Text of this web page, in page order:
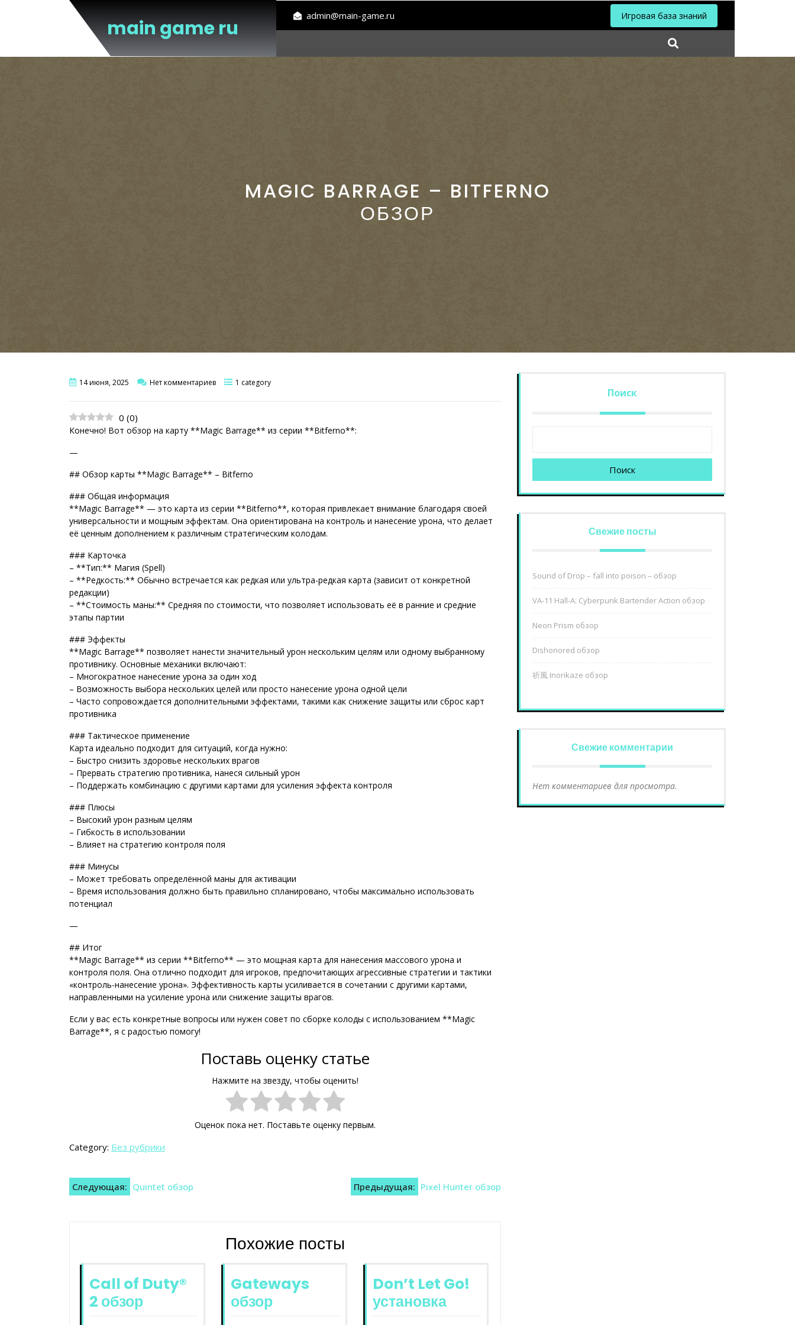
main game ru
admin@main-game.ru Игровая база знаний
MAGIC BARRAGE – BITFERNO
ОБЗОР
14 июня, 2025 Нет комментариев 1 category
0 (0)
Конечно! Вот обзор на карту **Magic Barrage** из серии **Bitferno**:
—
## Обзор карты **Magic Barrage** – Bitferno
### Общая информация
**Magic Barrage** — это карта из серии **Bitferno**, которая привлекает внимание благодаря своей
универсальности и мощным эффектам. Она ориентирована на контроль и нанесение урона, что делает
её ценным дополнением к различным стратегическим колодам.
### Карточка
– **Тип:** Магия (Spell)
– **Редкость:** Обычно встречается как редкая или ультра-редкая карта (зависит от конкретной
редакции)
– **Стоимость маны:** Средняя по стоимости, что позволяет использовать её в ранние и средние
этапы партии
### Эффекты
**Magic Barrage** позволяет нанести значительный урон нескольким целям или одному выбранному
противнику. Основные механики включают:
– Многократное нанесение урона за один ход
– Возможность выбора нескольких целей или просто нанесение урона одной цели
– Часто сопровождается дополнительными эффектами, такими как снижение защиты или сброс карт
противника
### Тактическое применение
Карта идеально подходит для ситуаций, когда нужно:
– Быстро снизить здоровье нескольких врагов
– Прервать стратегию противника, нанеся сильный урон
– Поддержать комбинацию с другими картами для усиления эффекта контроля
### Плюсы
– Высокий урон разным целям
– Гибкость в использовании
– Влияет на стратегию контроля поля
### Минусы
– Может требовать определённой маны для активации
– Время использования должно быть правильно спланировано, чтобы максимально использовать
потенциал
—
## Итог
**Magic Barrage** из серии **Bitferno** — это мощная карта для нанесения массового урона и
контроля поля. Она отлично подходит для игроков, предпочитающих агрессивные стратегии и тактики
«контроль-нанесение урона». Эффективность карты усиливается в сочетании с другими картами,
направленными на усиление урона или снижение защиты врагов.
Если у вас есть конкретные вопросы или нужен совет по сборке колоды с использованием **Magic
Barrage**, я с радостью помогу!
Поставь оценку статье
Нажмите на звезду, чтобы оценить!
Оценок пока нет. Поставьте оценку первым.
Category: Без рубрики
Навигация
Предыдущая: Pixel Hunter обзор
Следующая: Quintet обзор
Похожие посты
Call of Duty®
2 обзор
Gateways
обзор
Don’t Let Go!
установка
Поиск
Поиск
Свежие посты
Sound of Drop – fall into poison – обзор
VA-11 Hall-A: Cyberpunk Bartender Action обзор
Neon Prism обзор
Dishonored обзор
祈風 Inorikaze обзор
Свежие комментарии
Нет комментариев для просмотра.